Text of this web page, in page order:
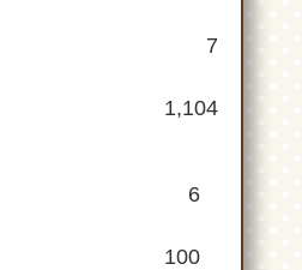
7
1,104
6
100